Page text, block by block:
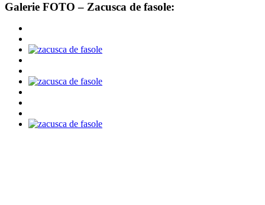
Galerie FOTO – Zacusca de fasole: